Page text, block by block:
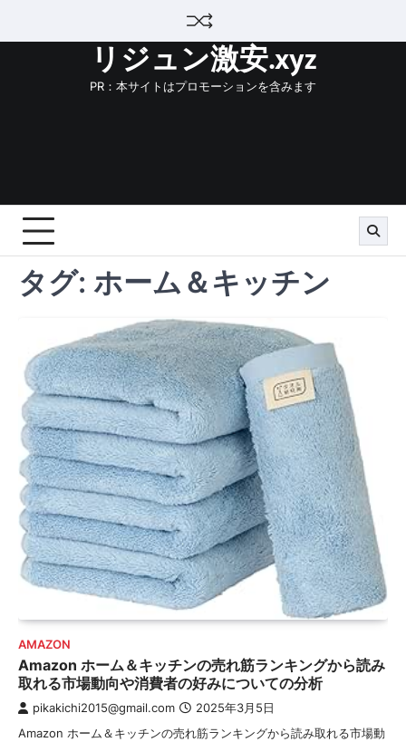
リジュン激安.xyz
PR：本サイトはプロモーションを含みます
タグ: ホーム＆キッチン
AMAZON
Amazon ホーム＆キッチンの売れ筋ランキングから読み
取れる市場動向や消費者の好みについての分析
pikakichi2015@gmail.com 2025年3月5日
Amazon ホーム＆キッチンの売れ筋ランキングから読み取れる市場動